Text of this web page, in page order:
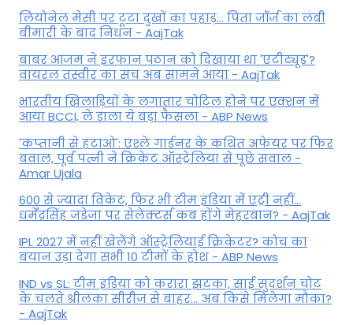
लियोनेल मेसी पर टूटा दुखों का पहाड़... पिता जॉर्ज का लंबी
बीमारी के बाद निधन - AajTak
बाबर आजम ने इरफान पठान को दिखाया था 'एटीट्यूड'?
वायरल तस्वीर का सच अब सामने आया - AajTak
भारतीय खिलाड़ियों के लगातार चोटिल होने पर एक्शन में
आया BCCI, ले डाला ये बड़ा फैसला - ABP News
'कप्तानी से हटाओ': एश्ले गार्डनर के कथित अफेयर पर फिर
बवाल, पूर्व पत्नी ने क्रिकेट ऑस्ट्रेलिया से पूछे सवाल -
Amar Ujala
600 से ज्यादा विकेट, फिर भी टीम इंडिया में एंट्री नहीं...
धर्मेंद्रसिंह जडेजा पर सेलेक्टर्स कब होंगे मेहरबान? - AajTak
IPL 2027 में नहीं खेलेंगे ऑस्ट्रेलियाई क्रिकेटर? कोच का
बयान उड़ा देगा सभी 10 टीमों के होश - ABP News
IND vs SL: टीम इंड‍िया को करारा झटका, साई सुदर्शन चोट
के चलते श्रीलंका सीरीज से बाहर... अब किसे म‍िलेगा मौका?
- AajTak